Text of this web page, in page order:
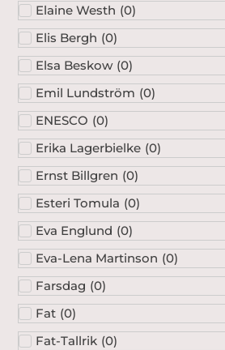
Elaine Westh (0)
Elis Bergh (0)
Elsa Beskow (0)
Emil Lundström (0)
ENESCO (0)
Erika Lagerbielke (0)
Ernst Billgren (0)
Esteri Tomula (0)
Eva Englund (0)
Eva-Lena Martinson (0)
Farsdag (0)
Fat (0)
Fat-Tallrik (0)